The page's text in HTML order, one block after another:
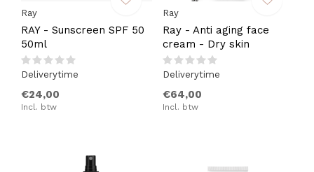
Ray
RAY - Sunscreen SPF 50
50ml
Deliverytime
€24,00
Incl. btw
Ray
Ray - Anti aging face
cream - Dry skin
Deliverytime
€64,00
Incl. btw